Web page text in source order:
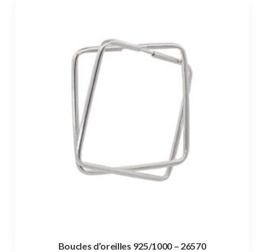
Boucles d’oreilles 925/1000 – 26570